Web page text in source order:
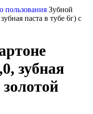
пользования Зубной
паста в тубе 6г) с
зубная
золотой